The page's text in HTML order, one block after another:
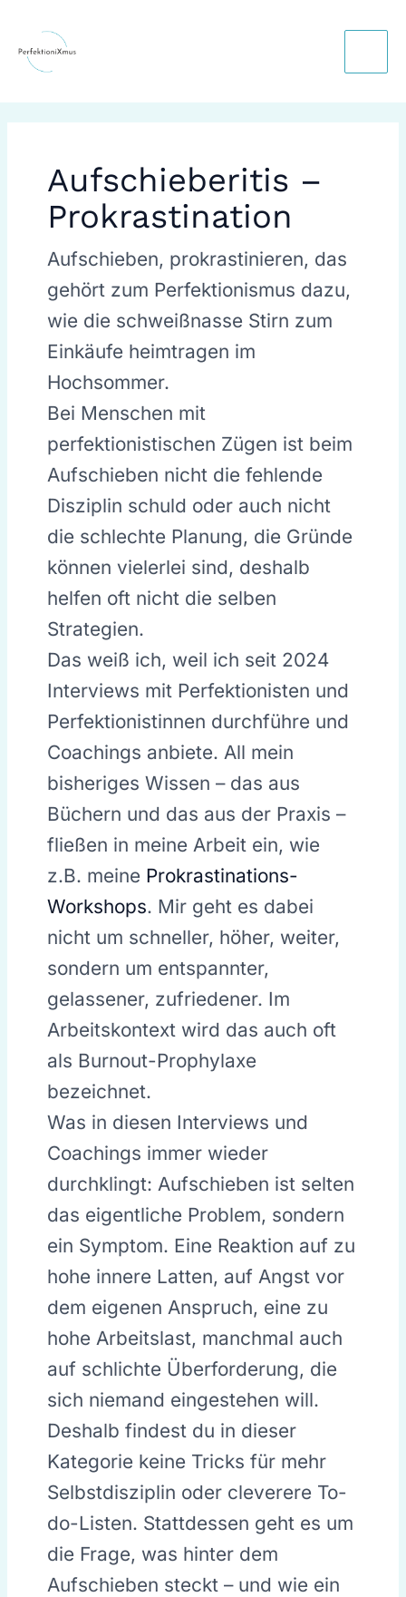
content
Aufschieberitis –
Prokrastination
Aufschieben, prokrastinieren, das
gehört zum Perfektionismus dazu,
wie die schweißnasse Stirn zum
Einkäufe heimtragen im
Hochsommer.
Bei Menschen mit
perfektionistischen Zügen ist beim
Aufschieben nicht die fehlende
Disziplin schuld oder auch nicht
die schlechte Planung, die Gründe
können vielerlei sind, deshalb
helfen oft nicht die selben
Strategien.
Das weiß ich, weil ich seit 2024
Interviews mit Perfektionisten und
Perfektionistinnen durchführe und
Coachings anbiete. All mein
bisheriges Wissen – das aus
Büchern und das aus der Praxis –
fließen in meine Arbeit ein, wie
z.B. meine Prokrastinations-
Workshops. Mir geht es dabei
nicht um schneller, höher, weiter,
sondern um entspannter,
gelassener, zufriedener. Im
Arbeitskontext wird das auch oft
als Burnout-Prophylaxe
bezeichnet.
Was in diesen Interviews und
Coachings immer wieder
durchklingt: Aufschieben ist selten
das eigentliche Problem, sondern
ein Symptom. Eine Reaktion auf zu
hohe innere Latten, auf Angst vor
dem eigenen Anspruch, eine zu
hohe Arbeitslast, manchmal auch
auf schlichte Überforderung, die
sich niemand eingestehen will.
Deshalb findest du in dieser
Kategorie keine Tricks für mehr
Selbstdisziplin oder cleverere To-
do-Listen. Stattdessen geht es um
die Frage, was hinter dem
Aufschieben steckt – und wie ein